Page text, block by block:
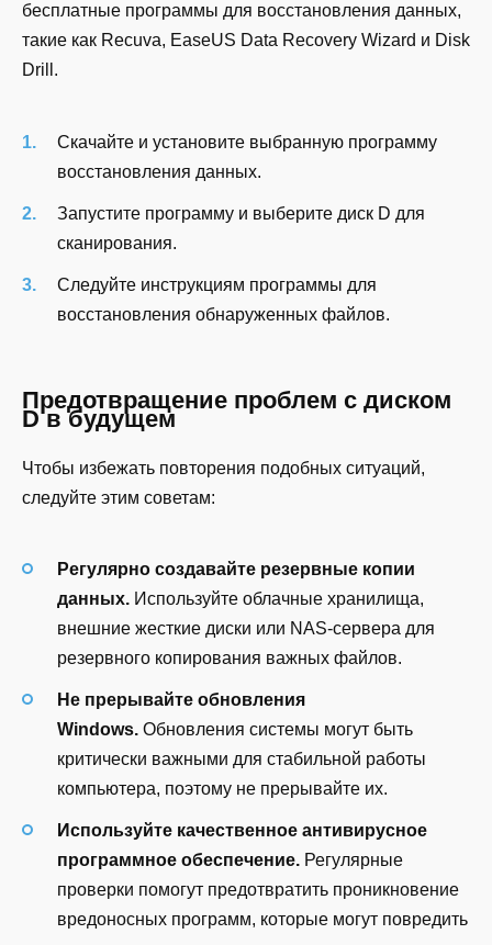
бесплатные программы для восстановления данных,
такие как Recuva, EaseUS Data Recovery Wizard и Disk
Drill.
Скачайте и установите выбранную программу
восстановления данных.
Запустите программу и выберите диск D для
сканирования.
Следуйте инструкциям программы для
восстановления обнаруженных файлов.
Предотвращение проблем с диском
D в будущем
Чтобы избежать повторения подобных ситуаций,
следуйте этим советам:
Регулярно создавайте резервные копии
данных. Используйте облачные хранилища,
внешние жесткие диски или NAS-сервера для
резервного копирования важных файлов.
Не прерывайте обновления
Windows. Обновления системы могут быть
критически важными для стабильной работы
компьютера, поэтому не прерывайте их.
Используйте качественное антивирусное
программное обеспечение. Регулярные
проверки помогут предотвратить проникновение
вредоносных программ, которые могут повредить